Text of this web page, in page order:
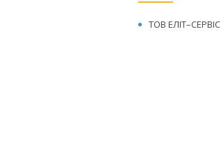
ТОВ ЕЛІТ–СЕРВІС